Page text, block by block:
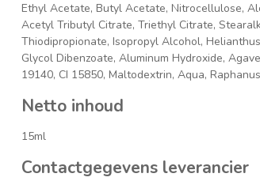
Ethyl Acetate, Butyl Acetate, Nitrocellulose,
Acetyl Tributyl Citrate, Triethyl Citrate,
Thiodipropionate, Isopropyl Alcohol,
Glycol Dibenzoate, Aluminum Hydroxide,
19140, CI 15850, Maltodextrin, Aqua,
Netto inhoud
15ml
Contactgegevens leverancier